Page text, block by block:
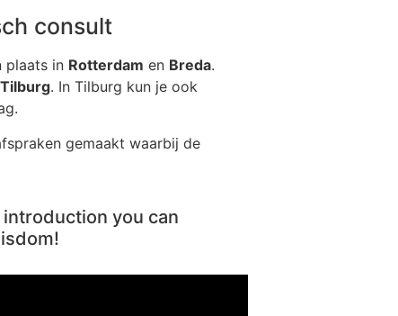
consult
plaats in Rotterdam en Breda.
Tilburg. In Tilburg kun je ook
gemaakt waarbij de
you can